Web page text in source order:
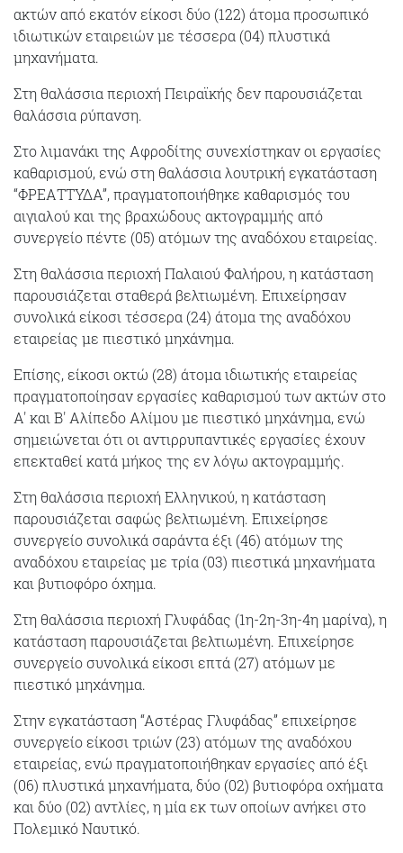
ακτών από εκατόν είκοσι δύο (122) άτομα προσωπικό
ιδιωτικών εταιρειών με τέσσερα (04) πλυστικά
μηχανήματα.
Στη θαλάσσια περιοχή Πειραϊκής δεν παρουσιάζεται
θαλάσσια ρύπανση.
Στο λιμανάκι της Αφροδίτης συνεχίστηκαν οι εργασίες
καθαρισμού, ενώ στη θαλάσσια λουτρική εγκατάσταση
“ΦΡΕΑΤΤΥΔΑ”, πραγματοποιήθηκε καθαρισμός του
αιγιαλού και της βραχώδους ακτογραμμής από
συνεργείο πέντε (05) ατόμων της αναδόχου εταιρείας.
Στη θαλάσσια περιοχή Παλαιού Φαλήρου, η κατάσταση
παρουσιάζεται σταθερά βελτιωμένη. Επιχείρησαν
συνολικά είκοσι τέσσερα (24) άτομα της αναδόχου
εταιρείας με πιεστικό μηχάνημα.
Επίσης, είκοσι οκτώ (28) άτομα ιδιωτικής εταιρείας
πραγματοποίησαν εργασίες καθαρισμού των ακτών στο
Α' και Β' Αλίπεδο Αλίμου με πιεστικό μηχάνημα, ενώ
σημειώνεται ότι οι αντιρρυπαντικές εργασίες έχουν
επεκταθεί κατά μήκος της εν λόγω ακτογραμμής.
Στη θαλάσσια περιοχή Ελληνικού, η κατάσταση
παρουσιάζεται σαφώς βελτιωμένη. Επιχείρησε
συνεργείο συνολικά σαράντα έξι (46) ατόμων της
αναδόχου εταιρείας με τρία (03) πιεστικά μηχανήματα
και βυτιοφόρο όχημα.
Στη θαλάσσια περιοχή Γλυφάδας (1η-2η-3η-4η μαρίνα), η
κατάσταση παρουσιάζεται βελτιωμένη. Επιχείρησε
συνεργείο συνολικά είκοσι επτά (27) ατόμων με
πιεστικό μηχάνημα.
Στην εγκατάσταση “Αστέρας Γλυφάδας” επιχείρησε
συνεργείο είκοσι τριών (23) ατόμων της αναδόχου
εταιρείας, ενώ πραγματοποιήθηκαν εργασίες από έξι
(06) πλυστικά μηχανήματα, δύο (02) βυτιοφόρα οχήματα
και δύο (02) αντλίες, η μία εκ των οποίων ανήκει στο
Πολεμικό Ναυτικό.